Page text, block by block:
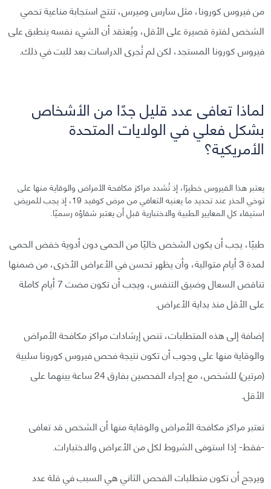
من فيروس كورونا، مثل سارس وميرس، تنتج استجابة مناعية تحمي
الشخص لفترة قصيرة على الأقل، ويُعتقد أن الشيء نفسه ينطبق على
فيروس كورونا المستجد، لكن لم تُجرى الدراسات بعد للبت في ذلك.
لماذا تعافى عدد قليل جدًا من الأشخاص
بشكل فعلي في الولايات المتحدة
الأمريكية؟
يعتبر هذا الفيروس خطيرًا، إذ تُشدد مراكز مكافحة الأمراض والوقاية منها على
توخي الحذر عند تحديد ما يعنيه التعافي من مرض كوفيد 19، إذ يجب للمريض
استيفاء كل المعايير الطبية والاختبارية قبل أن يعتبر شفاؤه رسميًا.
طبيًا، يجب أن يكون الشخص خاليًا من الحمى دون أدوية خفض الحمى
لمدة 3 أيام متوالية، وأن يظهر تحسن في الأعراض الأخرى، من ضمنها
تناقص السعال وضيق التنفس، ويجب أن تكون مضت 7 أيام كاملة
على الأقل منذ بداية الأعراض.
إضافة إلى هذه المتطلبات، تنص إرشادات مراكز مكافحة الأمراض
والوقاية منها على وجوب أن تكون نتيجة فحص فيروس كورونا سلبية
(مرتين) للشخص، مع إجراء الفحصين بفارق 24 ساعة بينهما على
الأقل.
تعتبر مراكز مكافحة الأمراض والوقاية منها أن الشخص قد تعافى
-فقط- إذا استوفى الشروط لكل من الأعراض والاختبارات.
ويرجح أن تكون متطلبات الفحص الثاني هي السبب في قلة عدد